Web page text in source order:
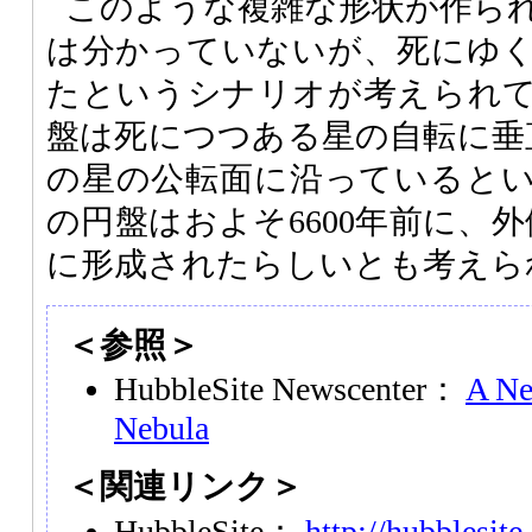
は分かっていないが、死にゆ
たというシナリオが考えられ
盤は死につつある星の自転に
の星の公転面に沿っていると
の円盤はおよそ6600年前に、
に形成されたらしいとも考え
＜参照＞
HubbleSite Newscenter： A
Nebula
＜関連リンク＞